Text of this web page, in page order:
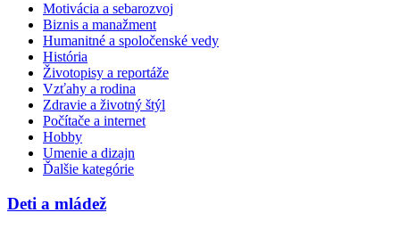
Motivácia a sebarozvoj
Biznis a manažment
Humanitné a spoločenské vedy
História
Životopisy a reportáže
Vzťahy a rodina
Zdravie a životný štýl
Počítače a internet
Hobby
Umenie a dizajn
Ďalšie kategórie
Deti a mládež